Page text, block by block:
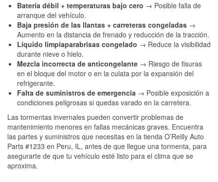
Batería débil + temperaturas bajo cero → Posible falla de
arranque del vehículo.
Baja presión de las llantas + carreteras congeladas →
Aumento en la distancia de frenado y reducción de la tracción.
Líquido limpiaparabrisas congelado → Reduce la visibilidad
durante nieve o hielo.
Mezcla incorrecta de anticongelante → Riesgo de fisuras
en el bloque del motor o en la culata por la expansión del
refrigerante.
Falta de suministros de emergencia → Posible exposición a
condiciones peligrosas si quedas varado en la carretera.
Las tormentas invernales pueden convertir problemas de
mantenimiento menores en fallas mecánicas graves. Encuentra
las partes y suministros que necesitas en la tienda O’Reilly Auto
Parts #1233 en Peru, IL, antes de que llegue una tormenta, para
asegurarte de que tu vehículo esté listo para el clima que se
aproxima.